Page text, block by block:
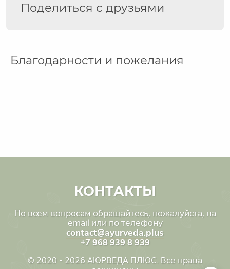
Поделиться с друзьями
Благодарности и пожелания
КОНТАКТЫ
По всем вопросам обращайтесь, пожалуйста, на
email или по телефону
contact@ayurveda.plus
+7 968 939 8 939
© 2020 - 2026 АЮРВЕДА ПЛЮС. Все права